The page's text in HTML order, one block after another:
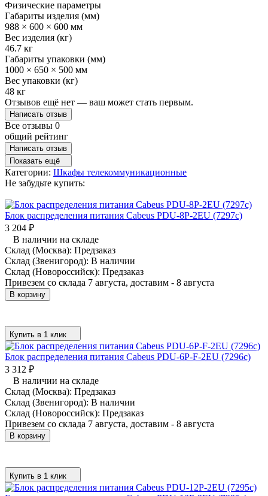
Физические параметры
Габариты изделия (мм)
988 × 600 × 600 мм
Вес изделия (кг)
46.7 кг
Габариты упаковки (мм)
1000 × 650 × 500 мм
Вес упаковки (кг)
48 кг
Отзывов ещё нет — ваш может стать первым.
Написать отзыв
Все отзывы 0
общий рейтинг
Написать отзыв
Показать ещё
Категории: Шкафы телекоммуникационные
Не забудьте купить:
Блок распределения питания Cabeus PDU-8P-2EU (7297c)
3 204 ₽
В наличии на складе
Склад (Москва): Предзаказ
Склад (Звенигород): В наличии
Склад (Новороссийск): Предзаказ
Привезем со склада 7 августа, доставим - 8 августа
В корзину
Купить в 1 клик
Блок распределения питания Cabeus PDU-6P-F-2EU (7296c)
3 312 ₽
В наличии на складе
Склад (Москва): Предзаказ
Склад (Звенигород): В наличии
Склад (Новороссийск): Предзаказ
Привезем со склада 7 августа, доставим - 8 августа
В корзину
Купить в 1 клик